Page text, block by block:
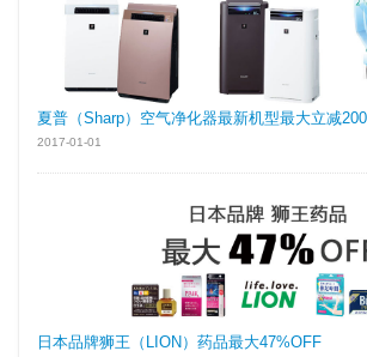
夏普（Sharp）空气净化器最新机型最大立减
2017-01-01
日本品牌狮王（LION）药品最大47%OFF